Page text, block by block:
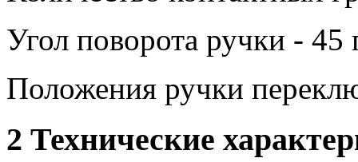
Угол поворота ручки - 45
Положения ручки
2 Технические